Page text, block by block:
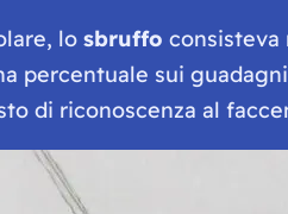
lo sbruffo consisteva
percentuale sui
di riconoscenza al